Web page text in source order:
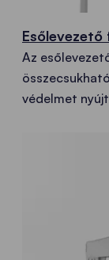
Esőlevezető
Az
védelmet